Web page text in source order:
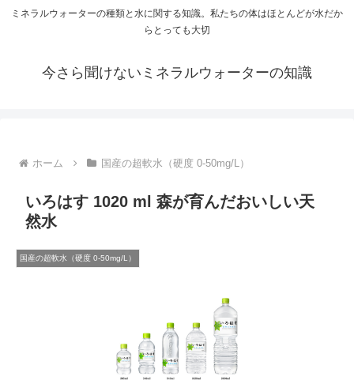
ミネラルウォーターの種類と水に関する知識。私たちの体はほとんどが水だか
らとっても大切
今さら聞けないミネラルウォーターの知識
ホーム 国産の超軟水（硬度 0-50mg/L）
いろはす 1020 ml 森が育んだおいしい天
然水
国産の超軟水（硬度 0-50mg/L）